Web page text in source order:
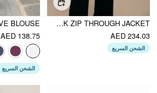
LINEN-BLEND POLKA DOT HIGH NECK ZIP THROUGH JACKET
AED 234.03
الشحن السريع
AED 138.75
الشحن السريع